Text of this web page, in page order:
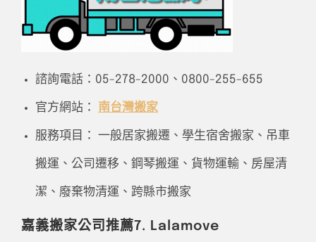
諮詢電話：05-278-2000、0800-255-655
官方網站： 南台灣搬家
服務項目： 一般居家搬遷、學生宿舍搬家、吊車
搬運、公司遷移、鋼琴搬運、貨物運輸、房屋清
潔、廢棄物清運、跨縣市搬家
嘉義搬家公司推薦7. Lalamove